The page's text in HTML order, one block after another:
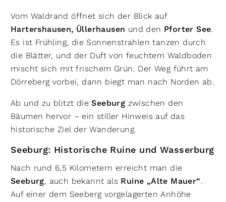
Vom Waldrand öffnet sich der Blick auf
Hartershausen, Üllerhausen und den Pforter See.
Es ist Frühling, die Sonnenstrahlen tanzen durch
die Blätter, und der Duft von feuchtem Waldboden
mischt sich mit frischem Grün. Der Weg führt am
Dörreberg vorbei, dann biegt man nach Norden ab.
Ab und zu blitzt die Seeburg zwischen den
Bäumen hervor – ein stiller Hinweis auf das
historische Ziel der Wanderung.
Seeburg: Historische Ruine und Wasserburg
Nach rund 6,5 Kilometern erreicht man die
Seeburg, auch bekannt als Ruine „Alte Mauer“.
Auf einer dem Seeberg vorgelagerten Anhöhe